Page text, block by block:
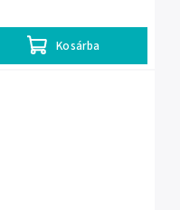
Kosárba